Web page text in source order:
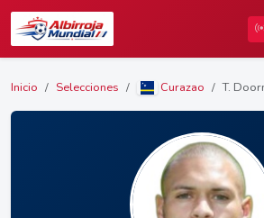
Inicio Selecciones Curazao T.